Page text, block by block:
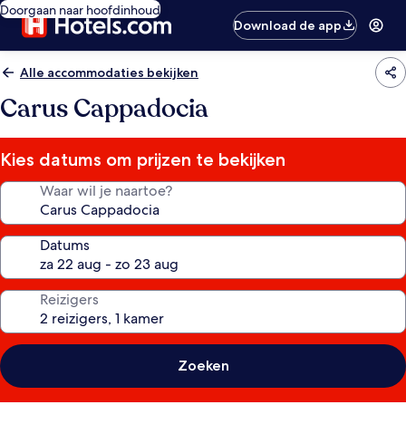
Doorgaan naar hoofdinhoud
Download de app
Alle accommodaties bekijken
Carus Cappadocia
Kies datums om prijzen te bekijken
Waar wil je naartoe?
Datums
Reizigers
Zoeken